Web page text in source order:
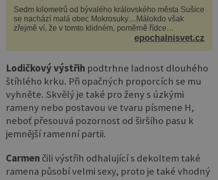
Sedm kilometrů od bývalého královského města Sušice
se nachází malá obec Mokrosuky…Málokdo však
zřejmě ví, že v tomto klidném, poměrně řídce
navštěvovaném koutu vesnické Šumavy se nachází
epochalnisvet.cz
Lodičkový výstřih podtrhne ladnost dlouhého
štíhlého krku. Při opačných proporcích se mu
vyhněte. Skvělý je také pro ženy s úzkými
rameny nebo postavou ve tvaru písmene H,
neboť přesouvá pozornost od širšího pasu k
jemnější ramenní partii.
Carmen čili výstřih odhalující s dekoltem také
ramena působí velmi sexy, proto je také vhodný